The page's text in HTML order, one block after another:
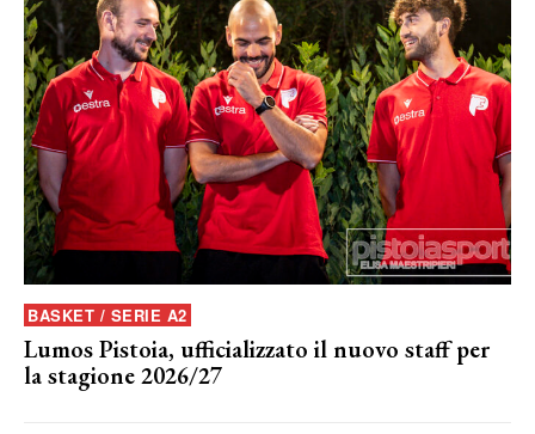
BASKET / SERIE A2
Lumos Pistoia, ufficializzato il nuovo staff per
la stagione 2026/27